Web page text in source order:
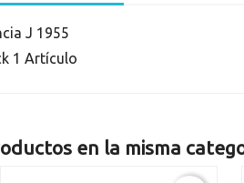
J 1955
1 Artículo
en la misma